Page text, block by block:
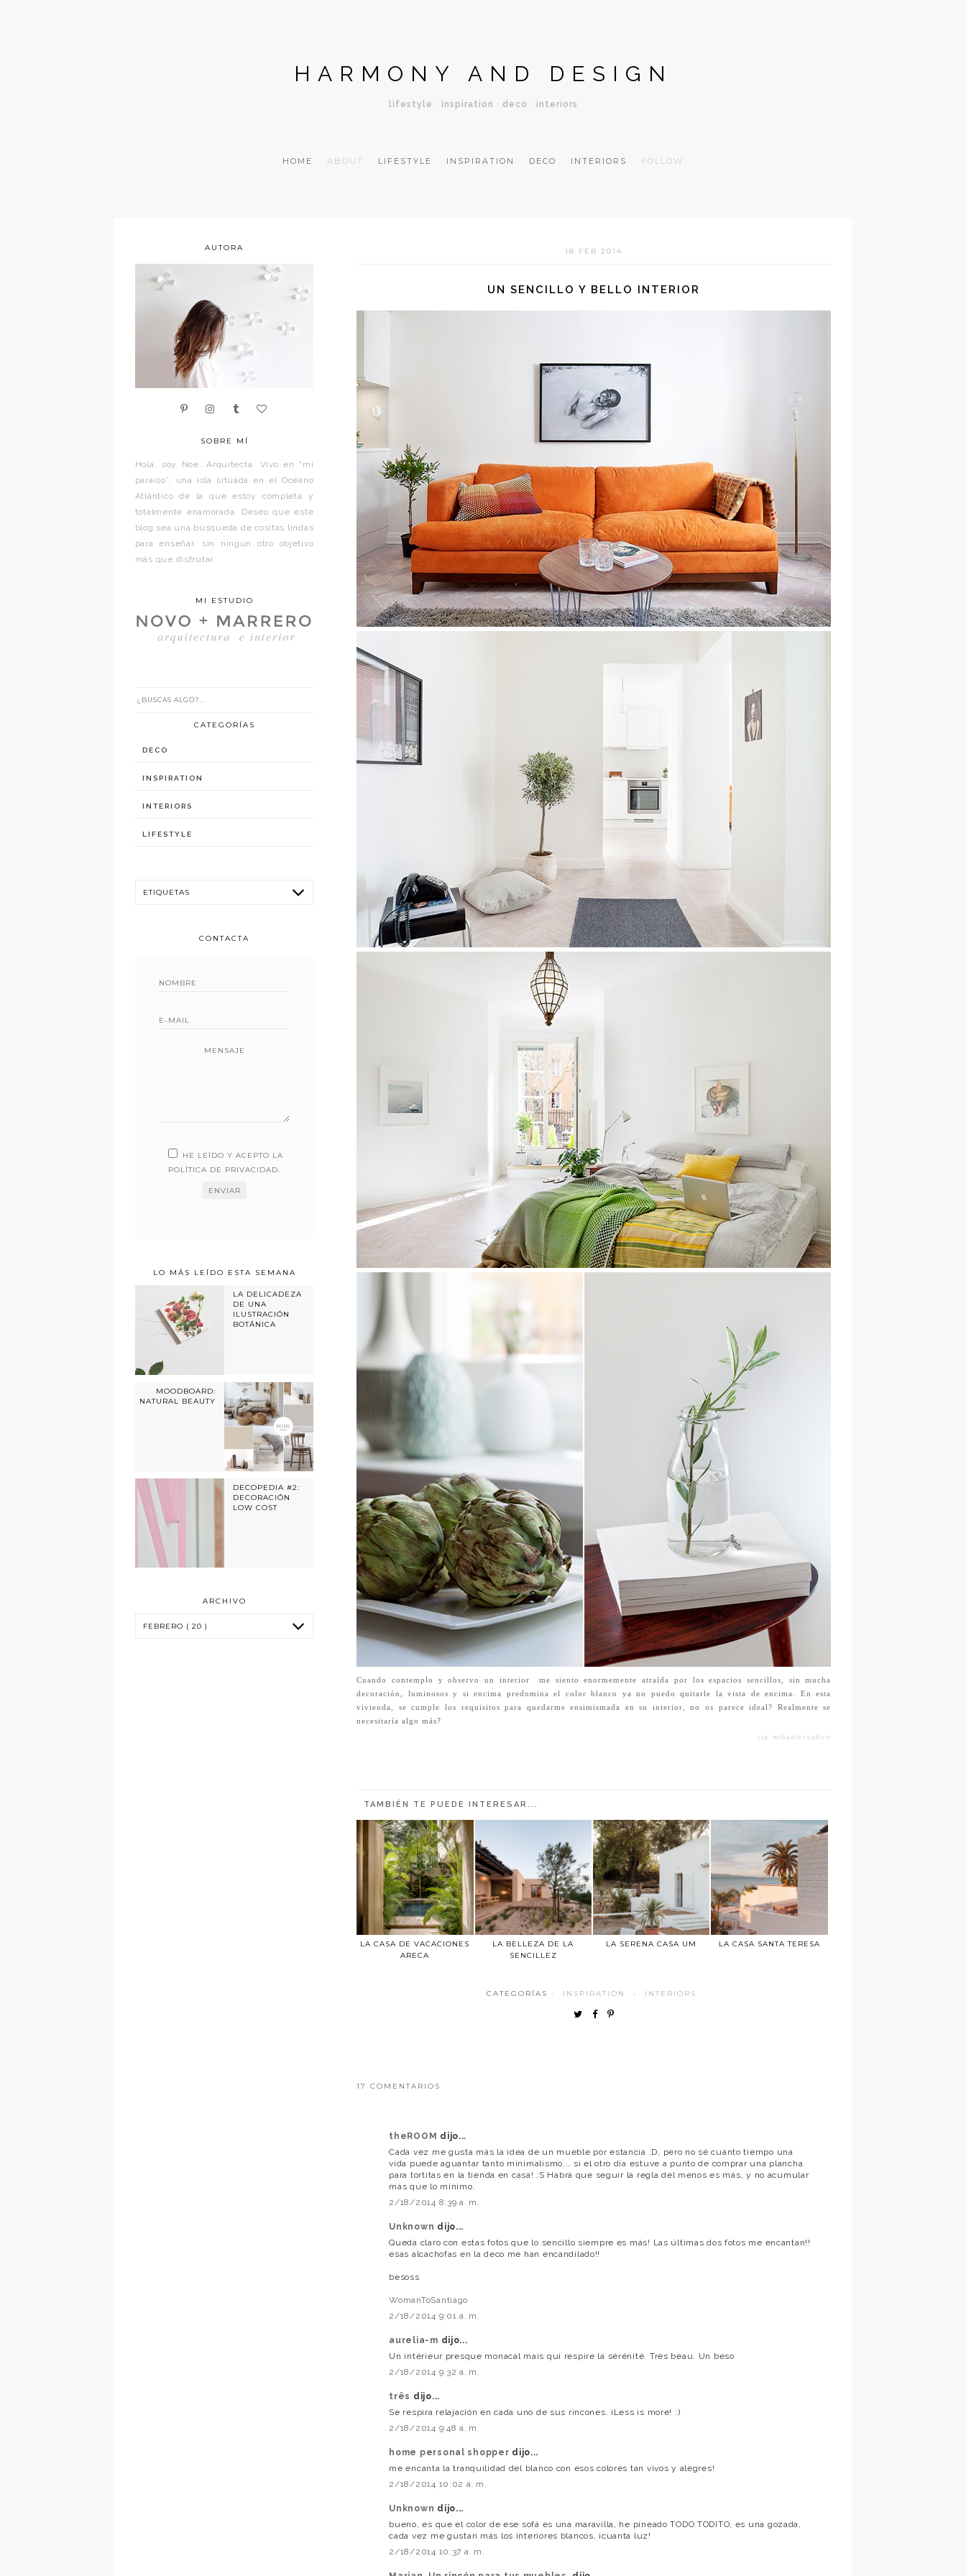
HARMONY AND DESIGN
lifestyle · inspiration · deco · interiors
HOME ABOUT LIFESTYLE INSPIRATION DECO INTERIORS FOLLOW
18 FEB 2014
UN SENCILLO Y BELLO INTERIOR
Cuando contemplo y observo un interior
me siento enormemente atraída por los espacios sencillos, sin mucha
decoración, luminosos y si encima predomina el color blanco ya no puedo quitarle la vista de encima. En esta
vivienda, se cumple los requisitos para quedarme ensimismada en su interior, no os parece ideal? Realmente se
necesitaría algo más?
vía: mikaelcreative
TAMBIÉN TE PUEDE INTERESAR...
LA CASA DE VACACIONES
ARECA
LA BELLEZA DE LA
SENCILLEZ
LA SERENA CASA UM LA CASA SANTA TERESA
CATEGORÍAS · INSPIRATION · INTERIORS
17 COMENTARIOS
theROOM dijo...
Cada vez me gusta más la idea de un mueble por estancia :D, pero no sé cuánto tiempo una
vida puede aguantar tanto minimalismo... si el otro día estuve a punto de comprar una plancha
para tortitas en la tienda en casa! :S Habrá que seguir la regla del menos es más, y no acumular
más que lo mínimo.
2/18/2014 8:39 a. m.
Unknown dijo...
Queda claro con estas fotos que lo sencillo siempre es más! Las últimas dos fotos me encantan!!
esas alcachofas en la deco me han encandilado!!
besoss
WomanToSantiago
2/18/2014 9:01 a. m.
aurelia-m dijo...
Un intérieur presque monacal mais qui respire la sérénité. Très beau. Un beso
2/18/2014 9:32 a. m.
três dijo...
Se respira relajación en cada uno de sus rincones. ¡Less is more! :)
2/18/2014 9:48 a. m.
home personal shopper dijo...
me encanta la tranquilidad del blanco con esos colores tan vivos y alegres!
2/18/2014 10:02 a. m.
Unknown dijo...
bueno, es que el color de ese sofá es una maravilla, he pineado TODO TODITO, es una gozada,
cada vez me gustan más los interiores blancos, ¡cuanta luz!
2/18/2014 10:37 a. m.
AUTORA
SOBRE MÍ
Hola, soy Noe. Arquitecta. Vivo en “mi
paraíso”, una isla situada en el Océano
Atlántico de la que estoy completa y
totalmente enamorada. Deseo que este
blog sea una búsqueda de cositas lindas
para enseñar, sin ningún otro objetivo
más que disfrutar.
MI ESTUDIO
CATEGORÍAS
DECO
INSPIRATION
INTERIORS
LIFESTYLE
CONTACTA
MENSAJE
HE LEÍDO Y ACEPTO LA
POLÍTICA DE PRIVACIDAD.
LO MÁS LEÍDO ESTA SEMANA
LA DELICADEZA
DE UNA
ILUSTRACIÓN
BOTÁNICA
MOODBOARD:
NATURAL BEAUTY
DECOPEDIA #2:
DECORACIÓN
LOW COST
ARCHIVO